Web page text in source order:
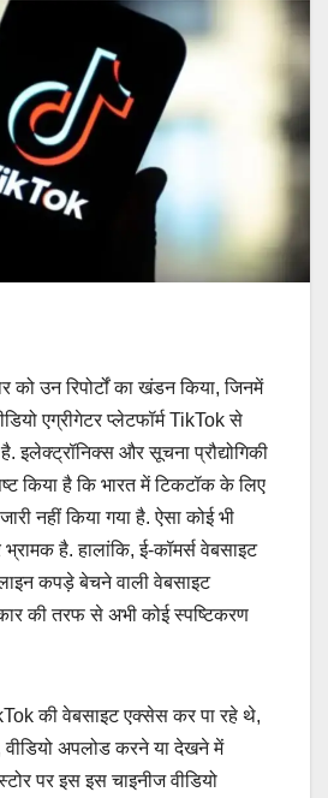
को उन रिपोर्टों का खंडन किया, जिनमें
एग्रीगेटर प्लेटफॉर्म TikTok से
इलेक्ट्रॉनिक्स और सूचना प्रौद्योगिकी
किया है कि भारत में टिकटॉक के लिए
नहीं किया गया है. ऐसा कोई भी
है. हालांकि, ई-कॉमर्स वेबसाइट
कपड़े बेचने वाली वेबसाइट
की तरफ से अभी कोई स्पष्टिकरण
की वेबसाइट एक्सेस कर पा रहे थे,
अपलोड करने या देखने में
पर इस इस चाइनीज वीडियो